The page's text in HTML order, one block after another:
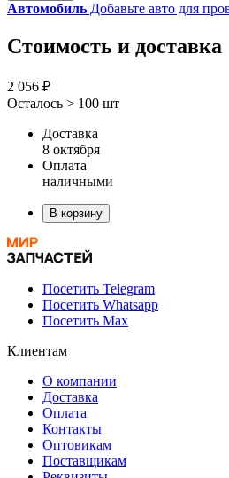
Автомобиль Добавьте авто для
Стоимость и доставка
2 056 ₽
Осталось > 100 шт
Доставка
8 октября
Оплата
наличными
В корзину
Посетить Telegram
Посетить Whatsapp
Посетить Max
Клиентам
О компании
Доставка
Оплата
Контакты
Оптовикам
Поставщикам